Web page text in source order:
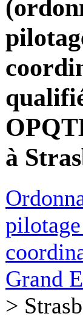
à
Grand
>